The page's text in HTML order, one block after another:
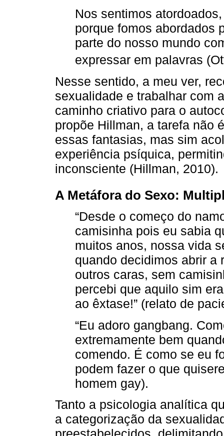
Nos sentimos
porque fomos abordados
parte do nosso mundo
expressar em palavras
Nesse sentido, a meu ver,
sexualidade e trabalhar com
caminho criativo para o
propõe Hillman, a tarefa não
essas fantasias, mas sim
experiência psíquica,
inconsciente (Hillman, 2010).
A Metáfora do Sexo:
“Desde o começo do
camisinha pois eu sabia
muitos anos, nossa vida
quando decidimos abrir a
outros caras, sem
percebi que aquilo sim
ao êxtase!” (relato de
“Eu adoro gangbang.
extremamente bem
comendo. É como se eu
podem fazer o que
homem gay).
Tanto a psicologia analítica
a categorização da